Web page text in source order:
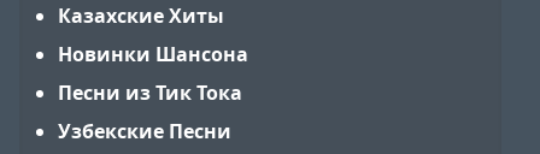
Казахские Хиты
Новинки Шансона
Песни из Тик Тока
Узбекские Песни